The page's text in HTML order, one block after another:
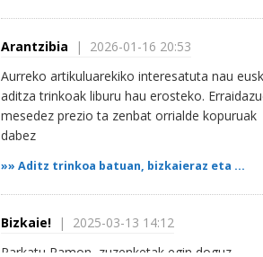
Arantzibia
| 2026-01-16 20:53
Aurreko artikuluarekiko interesatuta nau
aditza trinkoak liburu hau erosteko.
mesedez prezio ta zenbat orrialde kopuruak
dabez
»»Aditz trinkoa batuan, bizkaieraz eta ...
Bizkaie! | 2025-03-13 14:12
Parkatu Ramon, zuzenketak egin doguz.